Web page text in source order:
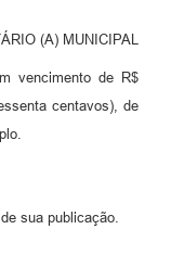
(A) MUNICIPAL
vencimento de R$
centavos), de
sua publicação.